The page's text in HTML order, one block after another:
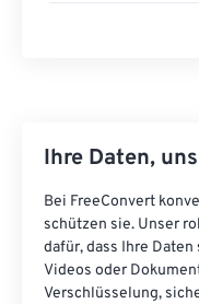
Ihre Daten,
Bei FreeConvert
schützen sie. Unser
dafür, dass Ihre
Videos oder
Verschlüsselung,